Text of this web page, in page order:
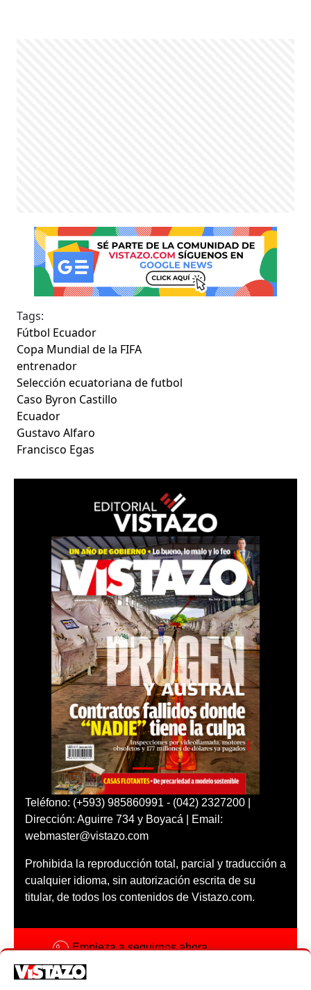
Tags:
Fútbol Ecuador
Copa Mundial de la FIFA
entrenador
Selección ecuatoriana de futbol
Caso Byron Castillo
Ecuador
Gustavo Alfaro
Francisco Egas
Teléfono: (+593) 985860991 - (042) 2327200 |
Dirección: Aguirre 734 y Boyacá | Email:
webmaster@vistazo.com
Prohibida la reproducción total, parcial y traducción a
cualquier idioma, sin autorización escrita de su
titular, de todos los contenidos de Vistazo.com.
Empieza a seguirnos ahora